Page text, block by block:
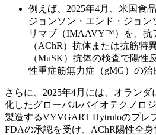
例えば、2025年4月、米国食
ジョンソン・エンド・ジョン
リマブ（IMAAVY™）を、抗
（AChR）抗体または抗筋特
（MuSK）抗体の検査で陽性
性重症筋無力症（gMG）の治
さらに、2025年4月には、オラン
化したグローバルバイオテクノロ
製造するVYVGART Hytruloのプレ
FDAの承認を受け、AChR陽性全